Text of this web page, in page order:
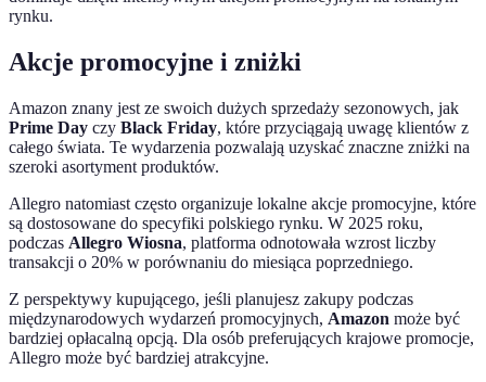
rynku.
Akcje promocyjne i zniżki
Amazon znany jest ze swoich dużych sprzedaży sezonowych, jak
Prime Day czy Black Friday, które przyciągają uwagę klientów z
całego świata. Te wydarzenia pozwalają uzyskać znaczne zniżki na
szeroki asortyment produktów.
Allegro natomiast często organizuje lokalne akcje promocyjne, które
są dostosowane do specyfiki polskiego rynku. W 2025 roku,
podczas Allegro Wiosna, platforma odnotowała wzrost liczby
transakcji o 20% w porównaniu do miesiąca poprzedniego.
Z perspektywy kupującego, jeśli planujesz zakupy podczas
międzynarodowych wydarzeń promocyjnych, Amazon może być
bardziej opłacalną opcją. Dla osób preferujących krajowe promocje,
Allegro może być bardziej atrakcyjne.